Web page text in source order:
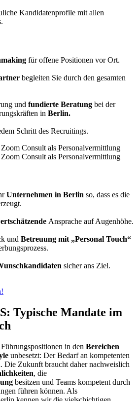
Kandidatenprofile mit allen
für offene Positionen vor Ort.
begleiten Sie durch den gesamten
und fundierte Beratung bei der
in Berlin.
Schritt des Recruitings.
Unternehmen in Berlin so, dass es die
Ansprache auf Augenhöhe.
und Betreuung mit „Personal Touch“
sicher ans Ziel.
Typische Mandate im
in den Bereichen
unbesetzt: Der Bedarf an kompetenten
Die Zukunft braucht daher nachweislich
, die
besitzen und Teams kompetent durch
führen können. Als